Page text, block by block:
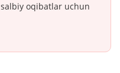
oqibatlar uchun